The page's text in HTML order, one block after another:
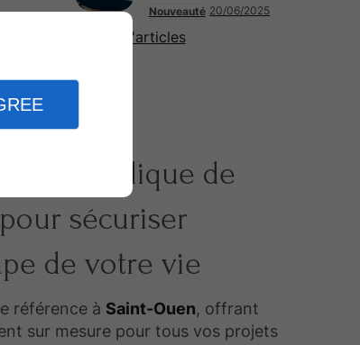
Nouveauté 20/06/2025
Plus d'articles
juridique de
sécuriser
de votre vie
référence à Saint-Ouen, offrant
sur mesure pour tous vos projets